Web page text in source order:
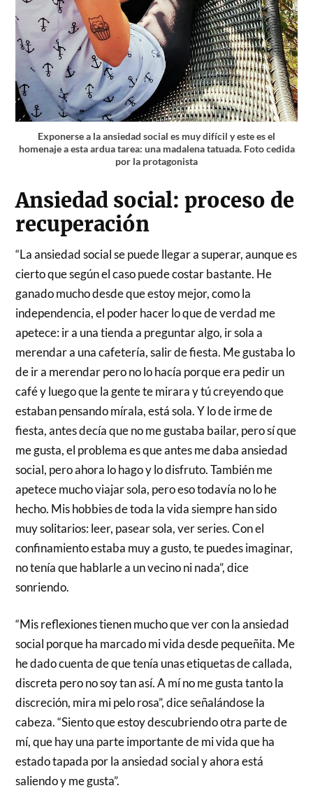
Exponerse a la ansiedad social es muy difícil y este es el
homenaje a esta ardua tarea: una madalena tatuada. Foto cedida
por la protagonista
Ansiedad social: proceso de
recuperación
“La ansiedad social se puede llegar a superar, aunque es
cierto que según el caso puede costar bastante. He
ganado mucho desde que estoy mejor, como la
independencia, el poder hacer lo que de verdad me
apetece: ir a una tienda a preguntar algo, ir sola a
merendar a una cafetería, salir de fiesta. Me gustaba lo
de ir a merendar pero no lo hacía porque era pedir un
café y luego que la gente te mirara y tú creyendo que
estaban pensando mírala, está sola. Y lo de irme de
fiesta, antes decía que no me gustaba bailar, pero sí que
me gusta, el problema es que antes me daba ansiedad
social, pero ahora lo hago y lo disfruto. También me
apetece mucho viajar sola, pero eso todavía no lo he
hecho. Mis hobbies de toda la vida siempre han sido
muy solitarios: leer, pasear sola, ver series. Con el
confinamiento estaba muy a gusto, te puedes imaginar,
no tenía que hablarle a un vecino ni nada”, dice
sonriendo.
“Mis reflexiones tienen mucho que ver con la ansiedad
social porque ha marcado mi vida desde pequeñita. Me
he dado cuenta de que tenía unas etiquetas de callada,
discreta pero no soy tan así. A mí no me gusta tanto la
discreción, mira mi pelo rosa”, dice señalándose la
cabeza. “Siento que estoy descubriendo otra parte de
mí, que hay una parte importante de mi vida que ha
estado tapada por la ansiedad social y ahora está
saliendo y me gusta”.